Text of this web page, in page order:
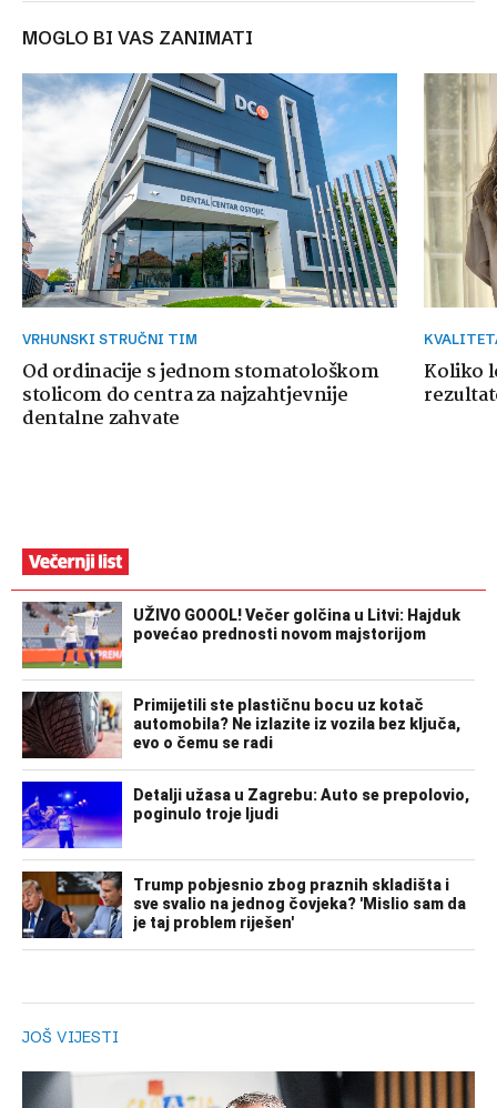
MOGLO BI VAS ZANIMATI
VRHUNSKI STRUČNI TIM
Od ordinacije s jednom stomatološkom
stolicom do centra za najzahtjevnije
dentalne zahvate
Koliko
JOŠ VIJESTI